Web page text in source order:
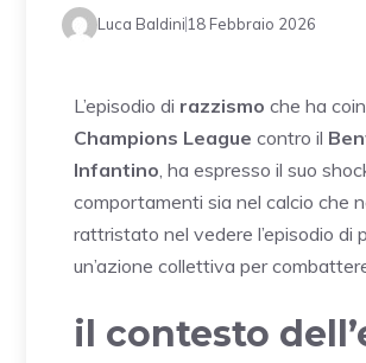
Luca Baldini18 Febbraio 2026
L’episodio di razzismo che ha
Champions League contro il
Infantino , ha espresso il suo
comportamenti sia nel calcio che
rattristato nel vedere l’episodio di
un’azione collettiva per
il contesto